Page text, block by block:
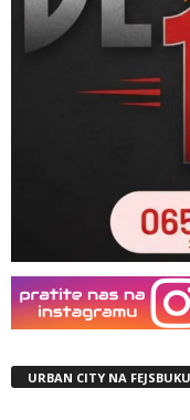
URBAN CITY NA FEJSBUKU